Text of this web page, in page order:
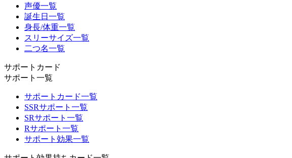
声優一覧
誕生日一覧
身長/体重一覧
スリーサイズ一覧
二つ名一覧
サポートカード
サポート一覧
サポートカード一覧
SSRサポート一覧
SRサポート一覧
Rサポート一覧
サポート効果一覧